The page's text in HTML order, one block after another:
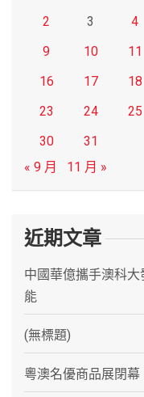
2
3 4
9
10 11
16
17 18
23
24 25
30
31
« 9 月
11 月 »
近期文章
中國華億攜手澳科
能
(無標題)
粵澳名優商品展閉